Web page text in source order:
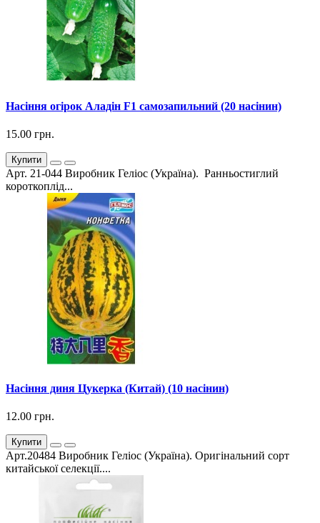
Насіння огірок Аладін F1 самозапильний (20 насінин)
15.00 грн.
Купити
Арт. 21-044 Виробник Геліос (Україна). Ранньостиглий
короткоплід...
Насіння диня Цукерка (Китай) (10 насінин)
12.00 грн.
Купити
Арт.20484 Виробник Геліос (Україна). Оригінальний сорт
китайської селекції....